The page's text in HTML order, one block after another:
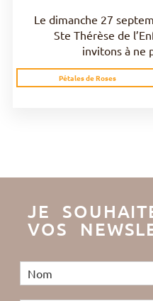
Le dimanche 27
Ste Thérèse de
invitons à ne
Pétales de Roses
JE
VOS